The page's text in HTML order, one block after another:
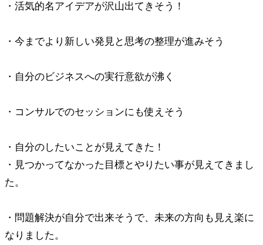
・活気的名アイデアが沢山出てきそう！
・今までより新しい発見と思考の整理が進みそう
・自分のビジネスへの実行意欲が沸く
・コンサルでのセッションにも使えそう
・自分のしたいことが見えてきた！
・見つかってなかった目標とやりたい事が見えてきまし
た。
・問題解決が自分で出来そうで、未来の方向も見え楽に
なりました。